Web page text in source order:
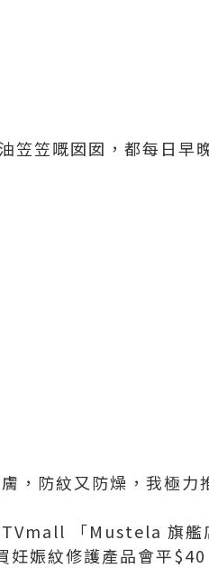
笠笠嘅囡囡，都每日早
，防紋又防燥，我極力
「Mustela 旗艦
妊娠紋修護產品會平